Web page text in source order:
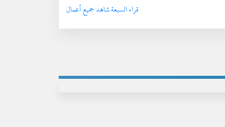
قراء السبعة شاهد جميع أعمال